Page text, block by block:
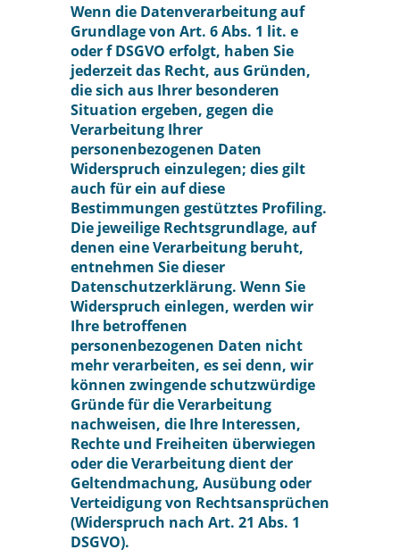
Wenn die Datenverarbeitung auf
Grundlage von Art. 6 Abs. 1 lit. e
oder f DSGVO erfolgt, haben Sie
jederzeit das Recht, aus Gründen,
die sich aus Ihrer besonderen
Situation ergeben, gegen die
Verarbeitung Ihrer
personenbezogenen Daten
Widerspruch einzulegen; dies gilt
auch für ein auf diese
Bestimmungen gestütztes Profiling.
Die jeweilige Rechtsgrundlage, auf
denen eine Verarbeitung beruht,
entnehmen Sie dieser
Datenschutzerklärung. Wenn Sie
Widerspruch einlegen, werden wir
Ihre betroffenen
personenbezogenen Daten nicht
mehr verarbeiten, es sei denn, wir
können zwingende schutzwürdige
Gründe für die Verarbeitung
nachweisen, die Ihre Interessen,
Rechte und Freiheiten überwiegen
oder die Verarbeitung dient der
Geltendmachung, Ausübung oder
Verteidigung von Rechtsansprüchen
(Widerspruch nach Art. 21 Abs. 1
DSGVO).